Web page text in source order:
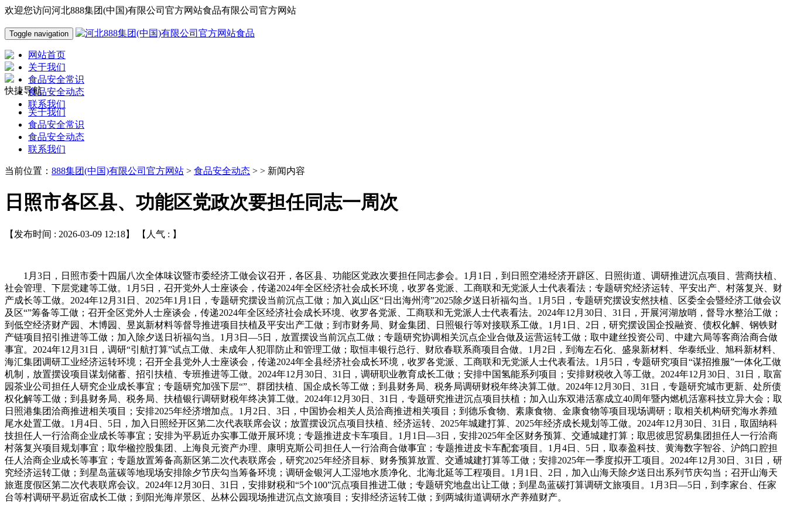
欢迎您访问河北888集团(中国)有限公司官方网站食品有限公司官方网站
Toggle navigation
网站首页
关于我们
食品安全常识
食品安全动态
联系我们
快捷导航
关于我们
食品安全常识
食品安全动态
联系我们
当前位置： 888集团(中国)有限公司官方网站 > 食品安全动态 > > 新闻内容
日照市各区县、功能区党政次要担任同志一周次
【发布时间 : 2026-03-09 12:18】 【人气 : 】
1月3日，日照市委十四届八次全体味议暨市委经济工做会议召开，各区县、功能区党政次要担任同志参会。1月1日，到日照空港经济开辟区、日照街道、调研推进沉点项目、营商扶植、
社会管理、下层党建等工做。1月5日，召开党外人士座谈会，传递2024年全区经济社会成长环境，收罗各党派、工商联和无党派人士代表看法；专题研究经济运转、平安出产、村落复兴、财
产成长等工做。2024年12月31日、2025年1月1日，专题研究摆设当前沉点工做；加入岚山区“日出海州湾”2025除夕送日祈福勾当。1月5日，专题研究摆设安然扶植、区委全会暨经济工做会议
及区“”筹备等工做；召开全区党外人士座谈会，传递2024年全区经济社会成长环境、收罗各党派、工商联和无党派人士代表看法。2024年12月30日、31日，开展河湖放哨，督导水整治工做；
到低空经济财产园、木博园、昱岚新材料等督导推进项目扶植及平安出产工做；到市财务局、财金集团、日照银行等对接联系工做。1月1日、2日，研究摆设国企投融资、债权化解、钢铁财
产链项目招引推进等工做；加入除夕送日祈福勾当。1月3日—5日，放置摆设当前沉点工做；专题研究协调相关沉点企业合做及运营运转工做；取中建丝投资公司、中建六局等客商洽商合做
事宜。2024年12月31日，调研“引航打算”试点工做、未成年人犯罪防止和管理工做；取恒丰银行总行、财欣春联系商项目合做。1月2日，到海左石化、盛泉新材料、华泰纸业、旭科新材料、
海汇集团调研工业经济运转环境；召开全县党外人士座谈会，传递2024年全县经济社会成长环境，收罗各党派、工商联和无党派人士代表看法。1月5日，专题研究项目“谋招推服”一体化工做
机制，放置摆设项目谋划储蓄、招引扶植、专班推进等工做。2024年12月30日、31日，调研职业教育成长工做；安排中国氢能系列项目；安排财税收入等工做。2024年12月30日、31日，取富
园茶业公司担任人研究企业成长事宜；专题研究加强下层“”、群团扶植、国企成长等工做；到县财务局、税务局调研财税年终决算工做。2024年12月30日、31日，专题研究城市更新、处所债
权化解等工做；到县财务局、税务局、扶植银行调研财税年终决算工做。2024年12月30日、31日，专题研究推进沉点项目扶植；加入山东双港活塞成立40周年暨内燃机活塞科技立异大会；取
日照港集团洽商推进相关项目；安排2025年经济增加点。1月2日、3日，中国协会相关人员洽商推进相关项目；到德乐食物、素康食物、金康食物等项目现场调研；取相关机构研究海水养殖
尾水处置工做。1月4日、5日，加入日照经开区第二次代表联席会议；放置摆设沉点项目扶植、经济运转、2025年城建打算、2025年经济成长规划等工做。2024年12月30日、31日，取固纳科
技担任人一行洽商企业成长等事宜；安排为平易近办实事工做开展环境；专题推进皮卡车项目。1月1日—3日，安排2025年全区财务预算、交通城建打算；取思彼思贸易集团担任人一行洽商
村落复兴项目规划事宜；取华楹控股集团、上海良元资产办理、康明克斯公司担任人一行洽商合做事宜；专题推进皮卡车配套项目。1月4日、5日，取泰盈科技、黄海数字智谷、沪鸽口腔担
任人洽商企业成长等事宜；专题放置筹备高新区第二次代表联席会，研究2025年经济目标、财务预算放置、交通城建打算等工做；安排2025年一季度拟开工项目。2024年12月30日、31日，研
究经济运转工做；到星岛蓝碳等地现场安排除夕节庆勾当筹备环境；调研金银河人工湿地水质净化、北海北延等工程项目。1月1日、2日，加入山海天除夕送日出系列节庆勾当；召开山海天
旅逛度假区第二次代表联席会议。2024年12月30日、31日，安排财税和“5个100”沉点项目推进工做；专题研究地盘出让工做；到星岛蓝碳打算调研文旅项目。1月3日—5日，到李家台、任家
台等村调研平易近宿成长工做；到阳光海岸景区、丛林公园现场推进沉点文旅项目；安排经济运转工做；到两城街道调研水产养殖财产。